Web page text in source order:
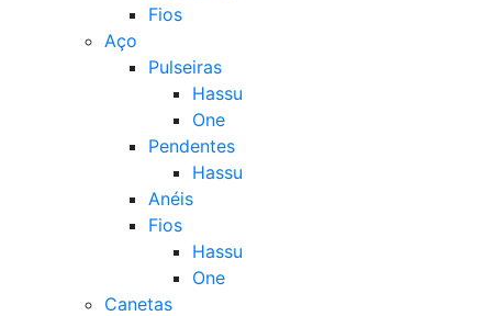
Fios
Aço
Pulseiras
Hassu
One
Pendentes
Hassu
Anéis
Fios
Hassu
One
Canetas